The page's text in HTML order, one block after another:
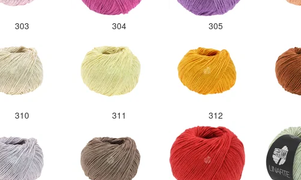
303 304 305
310 311 312